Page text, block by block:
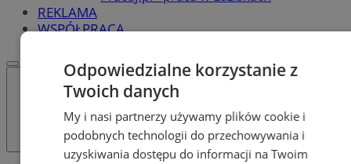
REKLAMA
WSPÓŁPRACA
Odpowiedzialne korzystanie z
Twoich danych
My i nasi partnerzy używamy plików cookie i
podobnych technologii do przechowywania i
uzyskiwania dostępu do informacji na Twoim